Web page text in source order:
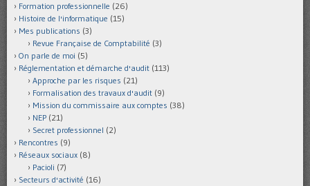
Formation professionnelle (26)
Histoire de l'informatique (15)
Mes publications (3)
Revue Française de Comptabilité (3)
On parle de moi (5)
Réglementation et démarche d'audit (113)
Approche par les risques (21)
Formalisation des travaux d'audit (9)
Mission du commissaire aux comptes (38)
NEP (21)
Secret professionnel (2)
Rencontres (9)
Réseaux sociaux (8)
Pacioli (7)
Secteurs d'activité (16)